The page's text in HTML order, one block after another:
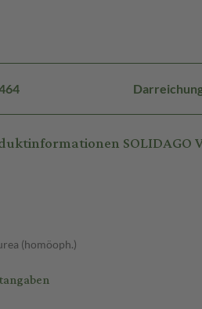
SOLIDAGO
(homöoph.)